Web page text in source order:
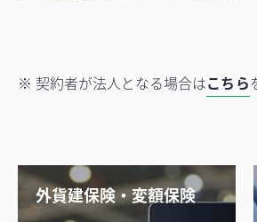
※ 契約者が法人となる場合はこちら
外貨建保険・変額保険